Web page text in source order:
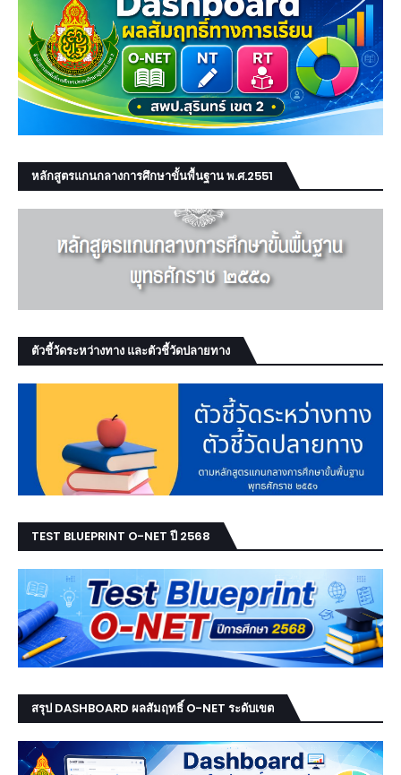
หลักสูตรแกนกลางการศึกษาขั้นพื้นฐาน พ.ศ.2551
ตัวชี้วัดระหว่างทาง และตัวชี้วัดปลายทาง
TEST BLUEPRINT O-NET ปี 2568
สรุป DASHBOARD ผลสัมฤทธิ์ O-NET ระดับเขต